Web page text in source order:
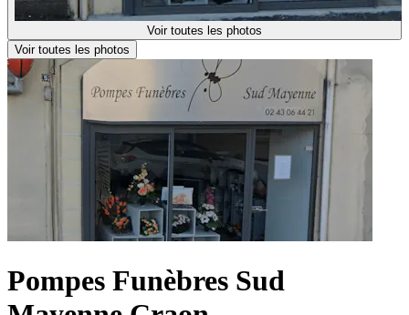
Voir toutes les photos
Voir toutes les photos
Pompes Funèbres Sud